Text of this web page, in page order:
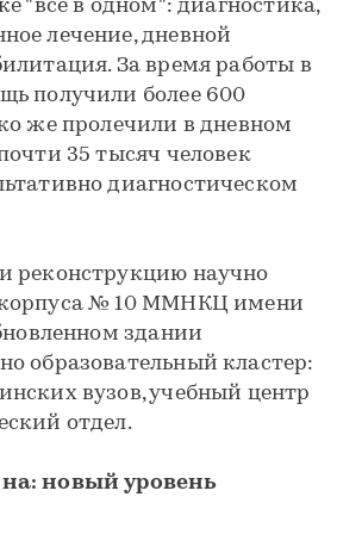
"все в одном": диагностика,
лечение, дневной
За время работы в
получили более 600
же пролечили в дневном
35 тысяч человек
диагностическом
реконструкцию научно
корпуса № 10 ММНКЦ имени
здании
образовательный кластер:
вузов, учебный центр
отдел.
новый уровень